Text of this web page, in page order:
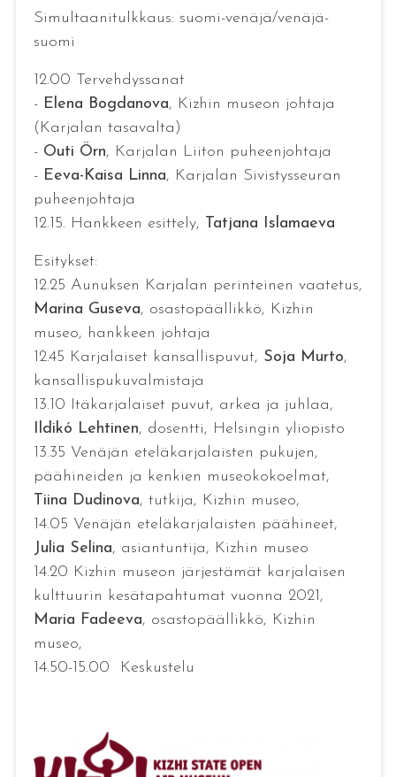
Simultaanitulkkaus: suomi-venäjä/venäjä-
suomi
12.00 Tervehdyssanat
- Elena Bogdanova, Kizhin museon johtaja
(Karjalan tasavalta)
- Outi Örn, Karjalan Liiton puheenjohtaja
- Eeva-Kaisa Linna, Karjalan Sivistysseuran
puheenjohtaja
12.15. Hankkeen esittely, Tatjana Islamaeva
Esitykset:
12.25 Aunuksen Karjalan perinteinen vaatetus,
Marina Guseva, osastopäällikkö, Kizhin
museo, hankkeen johtaja
12.45 Karjalaiset kansallispuvut, Soja Murto,
kansallispukuvalmistaja
13.10 Itäkarjalaiset puvut, arkea ja juhlaa,
Ildikó Lehtinen, dosentti, Helsingin yliopisto
13.35 Venäjän eteläkarjalaisten pukujen,
päähineiden ja kenkien museokokoelmat,
Tiina Dudinova, tutkija, Kizhin museo,
14.05 Venäjän eteläkarjalaisten päähineet,
Julia Selina, asiantuntija, Kizhin museo
14.20 Kizhin museon järjestämät karjalaisen
kulttuurin kesätapahtumat vuonna 2021,
Maria Fadeeva, osastopäällikkö, Kizhin
museo,
14.50-15.00 Keskustelu